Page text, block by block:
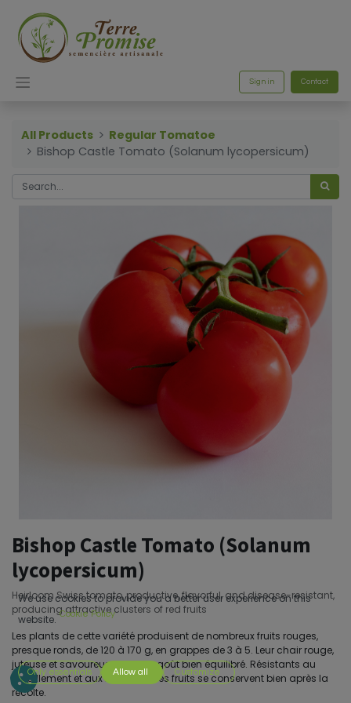
Sign in Contact
All Products
Regular Tomatoe
Bishop Castle Tomato (Solanum lycopersicum)
Bishop Castle Tomato (Solanum
lycopersicum)
Heirloom Swiss tomato, productive, flavorful, and disease-resistant,
producing attractive clusters of red fruits
Les plants de cette variété produisent de nombreux fruits rouges,
presque ronds, de 120 à 170 g, en grappes de 3 à 5. Leur chair rouge,
juteuse et savoureuse offre un goût bien équilibré. Résistants au
fendillement et aux maladies, les fruits se conservent bien après la
récolte.
We use cookies to provide you a better user experience on this
website. Cookie Policy
Only essentials Allow all Customize